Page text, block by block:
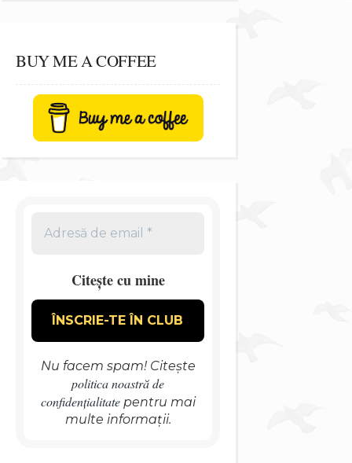
BUY ME A COFFEE
Citește cu mine
Nu facem spam! Citește
politica noastră de
confidențialitatepentru mai
multe informații.